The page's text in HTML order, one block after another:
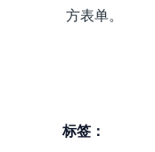
方表单。
标签：